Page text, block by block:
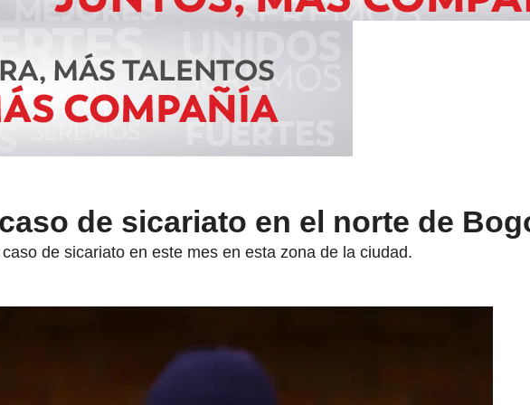
de sicariato en el norte de
de sicariato en este mes en esta zona de la ciudad.